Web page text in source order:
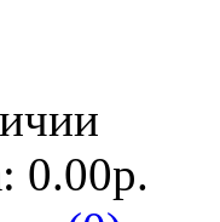
0.00р.